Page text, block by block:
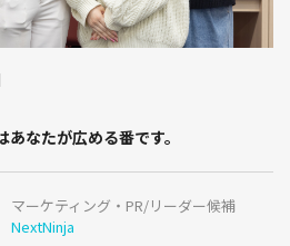
なたが広める番です。
マーケティング・PR/リーダー候補
NextNinja